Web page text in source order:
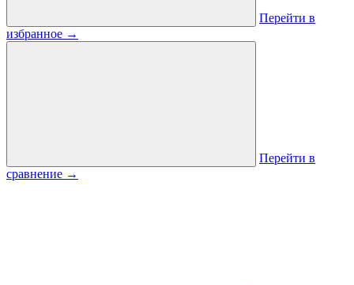
Перейти в
избранное →
Перейти в
сравнение →